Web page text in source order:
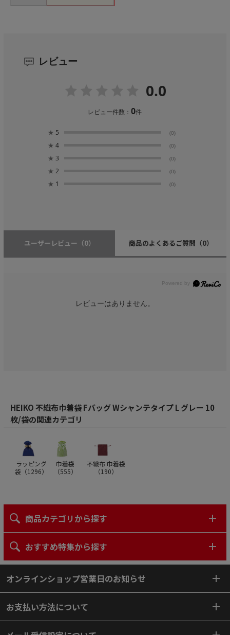
レビュー
0.0
レビュー件数：0件
★ 5 (0)
★ 4 (0)
★ 3 (0)
★ 2 (0)
★ 1 (0)
ユーザーレビュー （0） 商品のよくあるご質問 （0）
レビューはありません。
HEIKO 不織布巾着袋 Fバッグ Wシャンテタイプ L グレー 10
枚/袋の関連カテゴリ
ラッピング
袋（1296）
巾着袋
（555）
不織布 巾着袋
（190）
商品カテゴリから探す
おすすめ特集から探す
オンラインショップ営業日のお知らせ
お支払い方法について